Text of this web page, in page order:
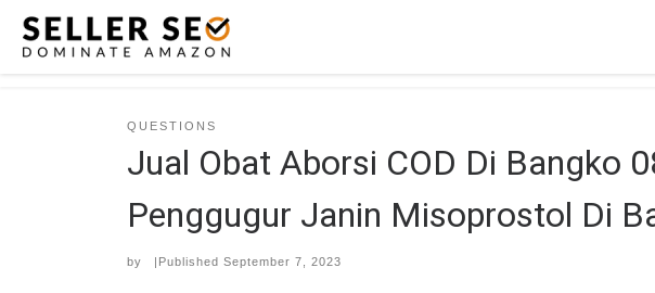
Skip to content
QUESTIONS
Jual Obat Aborsi COD Di Bangko
Penggugur Janin Misoprostol Di
by |Published September 7, 2023